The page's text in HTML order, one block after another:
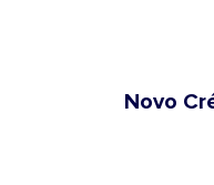
Novo